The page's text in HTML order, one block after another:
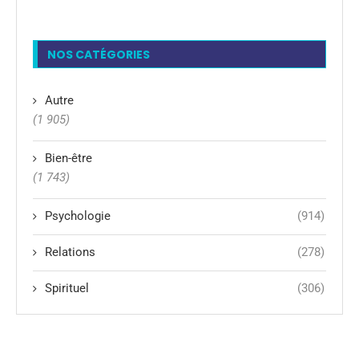
NOS CATÉGORIES
Autre
(1 905)
Bien-être
(1 743)
Psychologie (914)
Relations (278)
Spirituel (306)